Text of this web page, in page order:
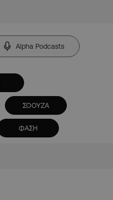
Alpha Podcasts
ΣΟΟΥΖΑ
ΦΑΣΗ